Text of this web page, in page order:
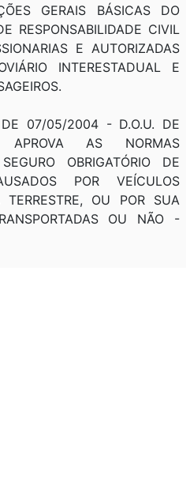
GERAIS BÁSICAS DO
RESPONSABILIDADE CIVIL
E AUTORIZADAS
INTERESTADUAL E
DE 07/05/2004 - D.O.U. DE
AS NORMAS
OBRIGATÓRIO DE
POR VEÍCULOS
OU POR SUA
OU NÃO -